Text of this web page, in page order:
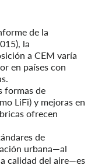
de la
la
a CEM varía
en países con
formas de
LiFi) y mejoras en
ofrecen
de
urbana—al
calidad del aire—es